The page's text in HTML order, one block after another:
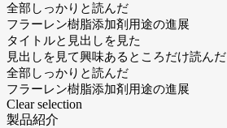
全部しっかりと読んだ
フラーレン樹脂添加剤用途の進展
タイトルと見出しを見た
見出しを見て興味あるところだけ読んだ
全部しっかりと読んだ
フラーレン樹脂添加剤用途の進展
Clear selection
製品紹介